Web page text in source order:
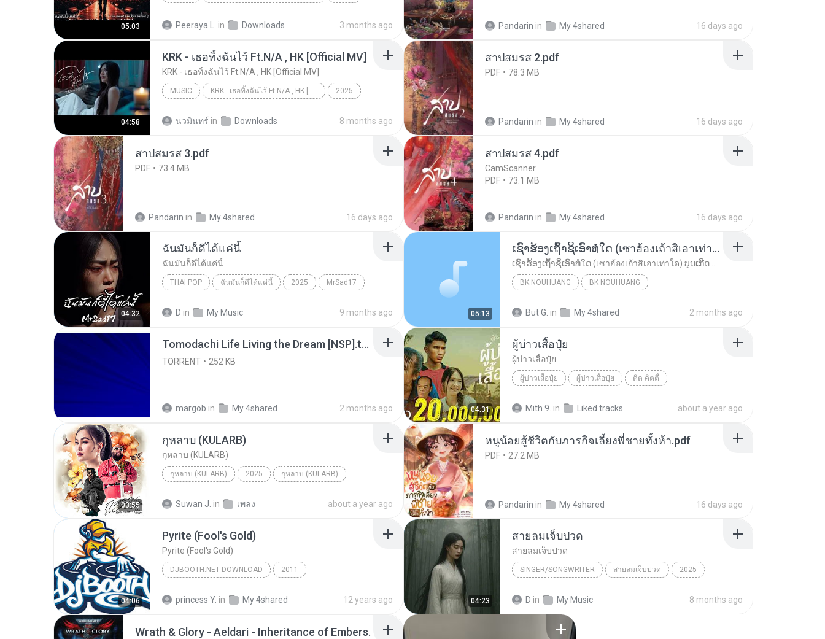
05:03 Peeraya L. in Downloads 3 months ago Pandarin in My 4shared 16 days ago
04:58
KRK - เธอทิ้งฉันไว้ Ft.N/A , HK [Official MV]
KRK - เธอทิ้งฉันไว้ Ft.N/A , HK [Official MV]
MUSIC KRK - เธอทิ้งฉันไว้ Ft.N/A , HK [Official MV] 2025
นวมินทร์ in Downloads 8 months ago
สาปสมรส 2.pdf
PDF 78.3 MB
Pandarin in My 4shared 16 days ago
สาปสมรส 3.pdf
PDF 73.4 MB
Pandarin in My 4shared 16 days ago
สาปสมรส 4.pdf
CamScanner
PDF
73.1 MB
Pandarin in My 4shared 16 days ago
04:32
ฉันมันก็ดีได้แค่นี้
ฉันมันก็ดีได้แค่นี้
THAI POP ฉันมันก็ดีได้แค่นี้ 2025 MrSad17
D in My Music 9 months ago 05:13
ເຊົາຮ້ອງເຖົ້າຊິເອົາທໍ່ໃດ (เซาฮ้องเถ้าสิเอาเท่าใด) ບຸນເກີດ ຫນູຫ່ວງ ft. ໂສພາ ຈຸນທະລາ
BK NOUHUANG BK NOUHUANG
But G. in My 4shared 2 months ago
Tomodachi Life Living the Dream [NSP].torrent
TORRENT 252 KB
margob in My 4shared 2 months ago 04:31
ผู้บ่าวเสื้อปุ๋ย
ผู้บ่าวเสื้อปุ๋ย
ผู้บ่าวเสื้อปุ๋ย ผู้บ่าวเสื้อปุ๋ย ดิด คิตตี้
Mith 9. in Liked tracks about a year ago
03:55
กุหลาบ (KULARB)
กุหลาบ (KULARB)
กุหลาบ (KULARB) 2025 กุหลาบ (KULARB)
Suwan J. in เพลง about a year ago
หนูน้อยสู้ชีวิตกับภารกิจเลี้ยงพี่ชายทั้งห้า.pdf
PDF 27.2 MB
Pandarin in My 4shared 16 days ago
04:06
Pyrite (Fool's Gold)
Pyrite (Fool's Gold)
DJBOOTH.NET DOWNLOAD 2011
princess Y. in My 4shared 12 years ago 04:23
สายลมเจ็บปวด
สายลมเจ็บปวด
SINGER/SONGWRITER สายลมเจ็บปวด 2025
D in My Music 8 months ago
Wrath & Glory - Aeldari - Inheritance of Embers.